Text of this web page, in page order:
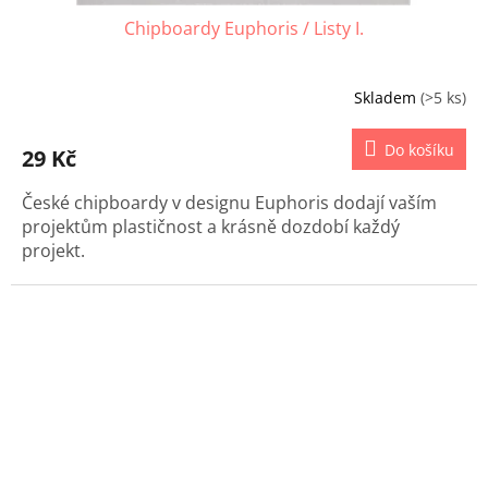
Chipboardy Euphoris / Listy I.
Skladem (>5 ks)
29 Kč Do košíku
České chipboardy v designu Euphoris dodají vaším
projektům plastičnost a krásně dozdobí každý
projekt.